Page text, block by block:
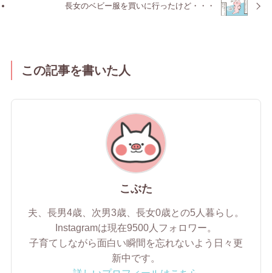
長女のベビー服を買いに行ったけど・・・
この記事を書いた人
こぶた
夫、長男4歳、次男3歳、長女0歳との5人暮らし。
Instagramは現在9500人フォロワー。
子育てしながら面白い瞬間を忘れないよう日々更
新中です。